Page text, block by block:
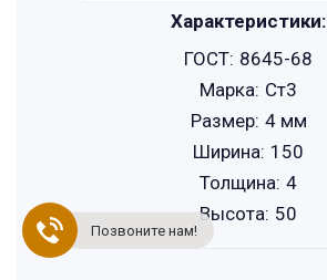
Характеристики:
ГОСТ: 8645-68
Марка: Ст3
Размер: 4 мм
Ширина: 150
Толщина: 4
Высота: 50
Позвоните нам!